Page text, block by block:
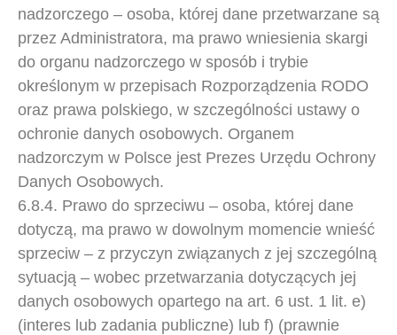
nadzorczego – osoba, której dane przetwarzane są
przez Administratora, ma prawo wniesienia skargi
do organu nadzorczego w sposób i trybie
określonym w przepisach Rozporządzenia RODO
oraz prawa polskiego, w szczególności ustawy o
ochronie danych osobowych. Organem
nadzorczym w Polsce jest Prezes Urzędu Ochrony
Danych Osobowych.
6.8.4. Prawo do sprzeciwu – osoba, której dane
dotyczą, ma prawo w dowolnym momencie wnieść
sprzeciw – z przyczyn związanych z jej szczególną
sytuacją – wobec przetwarzania dotyczących jej
danych osobowych opartego na art. 6 ust. 1 lit. e)
(interes lub zadania publiczne) lub f) (prawnie